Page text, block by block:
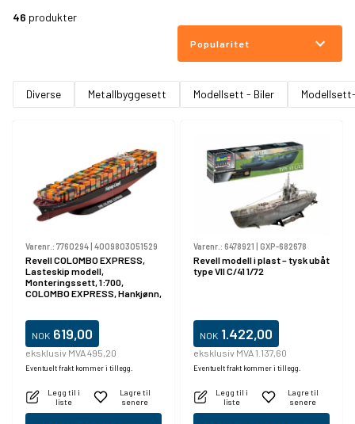
46 produkter
Popularitet
Diverse Metallbyggesett Modellsett - Biler
Varenr.: 7760294| 4009803051529
Revell COLOMBO EXPRESS,
Lasteskip modell,
Monteringssett, 1:700,
COLOMBO EXPRESS, Hankjønn,
NOK 619,00
eksklusiv MVA 495,20
Eventuelt frakt kommer i tillegg.
Legg til i
liste
Lagre til
senere
Varenr.: 6478921 | GXP-682678
Revell modell i plast – tysk ubåt
type VII C/41 1/72
NOK 1.422,00
eksklusiv MVA 1.137,60
Eventuelt frakt kommer i tillegg.
Legg til i
liste
Lagre til
senere